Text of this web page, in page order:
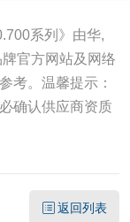
系列》由华,
官方网站及网络
考。温馨提示：
确认供应商资质
返回列表